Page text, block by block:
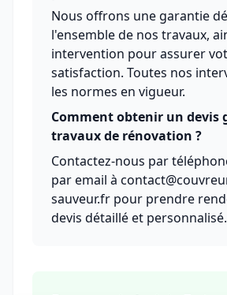
Nous offrons une garantie
l'ensemble de nos travaux,
intervention pour assurer
satisfaction. Toutes nos
les normes en vigueur.
Comment obtenir un devis
travaux de rénovation ?
Contactez-nous par
par email à
sauveur.fr pour prendre
devis détaillé et personnalisé.